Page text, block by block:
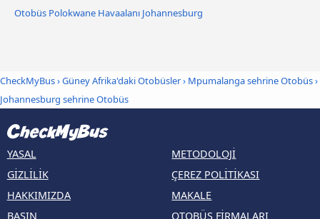
Otobüs Polokwane Havaalanı Johannesburg
CheckMyBus›Güney Afrika'daki Otobüsler› Mpumalanga sehrine Otobüs›
Johannesburg sehrine Otobüs
YASAL
GIZLILIK
HAKKIMIZDA
BASIN
METODOLOJI
ÇEREZ POLITIKASI
MAKALE
OTOBÜS FIRMALARI